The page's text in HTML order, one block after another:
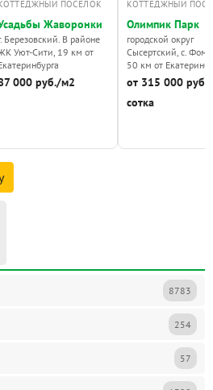
ПОСЁЛОК
Жаворонки
Березовский. В районе
Уют-Сити, 19 км от
000 руб./м2
КОТТЕДЖНЫЙ
Олимпик Парк
городской округ
Сысертский, с.
50 км от
от 315 000 руб.
сотка
8783
254
57